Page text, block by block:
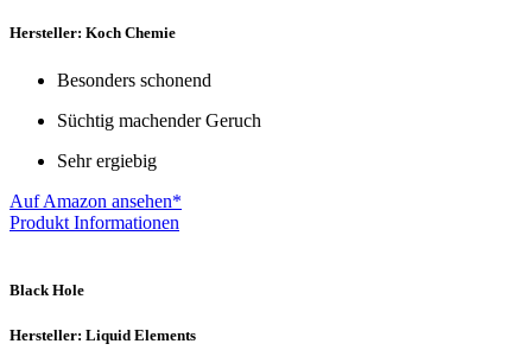
Hersteller: Koch Chemie
Besonders schonend
Süchtig machender Geruch
Sehr ergiebig
Auf Amazon ansehen*
Produkt Informationen
Black Hole
Hersteller: Liquid Elements